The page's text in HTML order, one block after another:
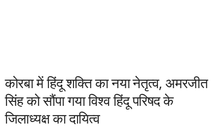
कोरबा में हिंदू शक्ति का नया नेतृत्व, अमरजीत
सिंह को सौंपा गया विश्व हिंदू परिषद के
जिलाध्यक्ष का दायित्व